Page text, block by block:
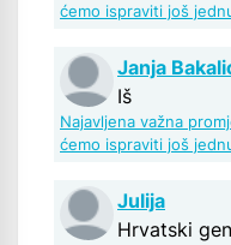
ćemo ispraviti još
Janja
Iš
Najavljena važna
ćemo ispraviti još
Julija
Hrvatski